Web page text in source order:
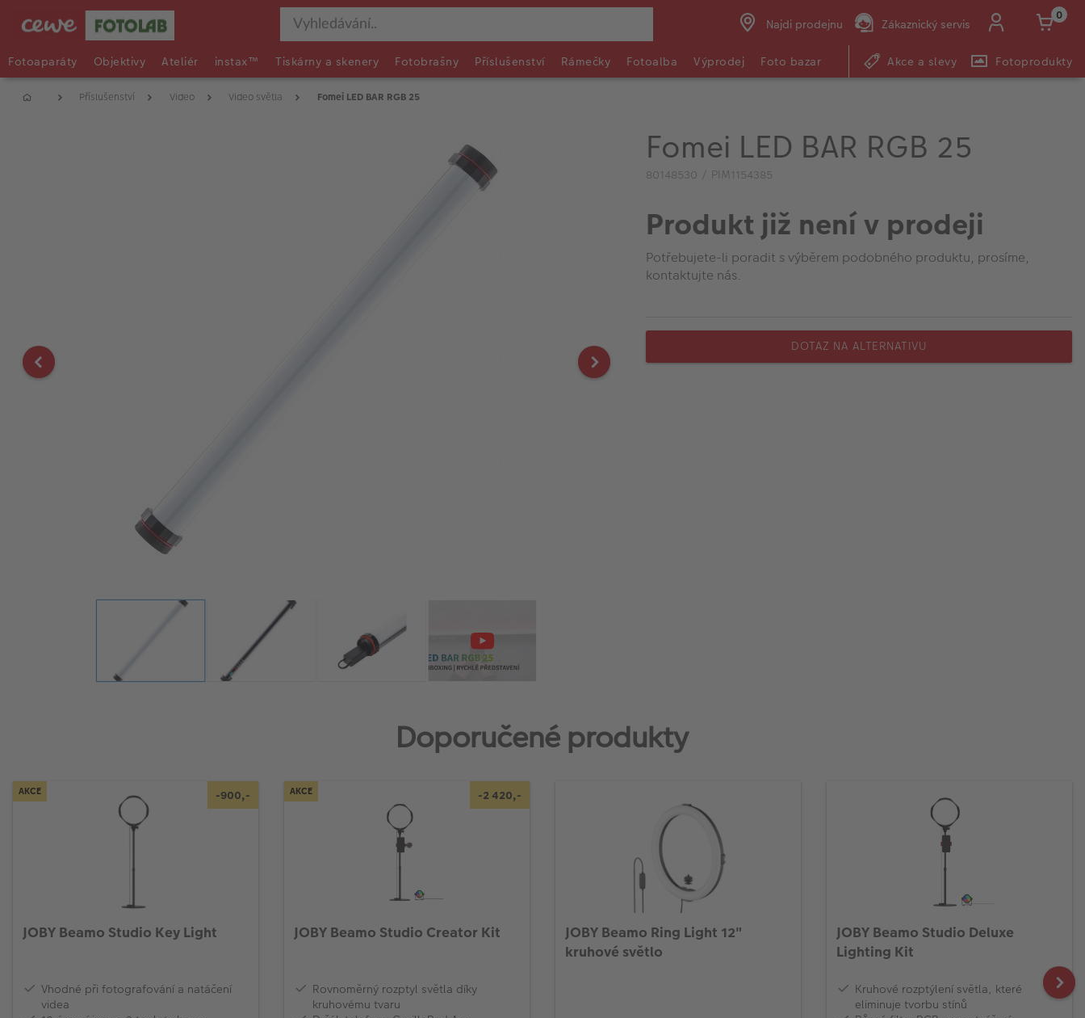
Najdi prodejnu Zákaznický servis
0
Fotoaparáty Objektivy Ateliér instax™ Tiskárny a skenery Fotobrašny Příslušenství Rámečky Fotoalba Výprodej Foto bazar Akce a slevy Fotoprodukty
Příslušenství Video Video světla Fomei LED BAR RGB 25
Fomei LED BAR RGB 25
80148530 / PIM1154385
Produkt již není v prodeji
Potřebujete-li poradit s výběrem podobného produktu, prosíme,
kontaktujte nás.
DOTAZ NA ALTERNATIVU
Doporučené produkty
AKCE -900,-
JOBY Beamo Studio Key Light
Vhodné při fotografování a natáčení
videa
AKCE -2 420,-
JOBY Beamo Studio Creator Kit
Rovnoměrný rozptyl světla díky
kruhovému tvaru
JOBY Beamo Ring Light 12"
kruhové světlo
JOBY Beamo Studio Deluxe
Lighting Kit
Kruhové rozptýlení světla, které
eliminuje tvorbu stínů